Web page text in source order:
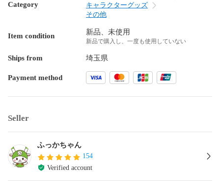
Category
キャラクターグッズ
その他
Item condition 新品、未使用
新品で購入し、一度も使用していない
Ships from 埼玉県
Payment method
Seller
ふっかちゃん
154
Verified account